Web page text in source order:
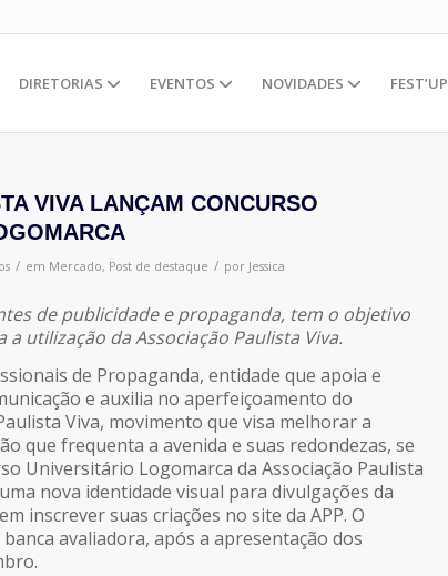
DIRETORIAS EVENTOS NOVIDADES FEST’UP
VIVA LANÇAM CONCURSO
/ em Mercado, Post de destaque / por Jessica
de publicidade e propaganda, tem o objetivo
utilização da Associação Paulista Viva.
de Propaganda, entidade que apoia e
e auxilia no aperfeiçoamento do
Viva, movimento que visa melhorar a
que frequenta a avenida e suas redondezas, se
Universitário Logomarca da Associação Paulista
nova identidade visual para divulgações da
inscrever suas criações no site da APP. O
avaliadora, após a apresentação dos